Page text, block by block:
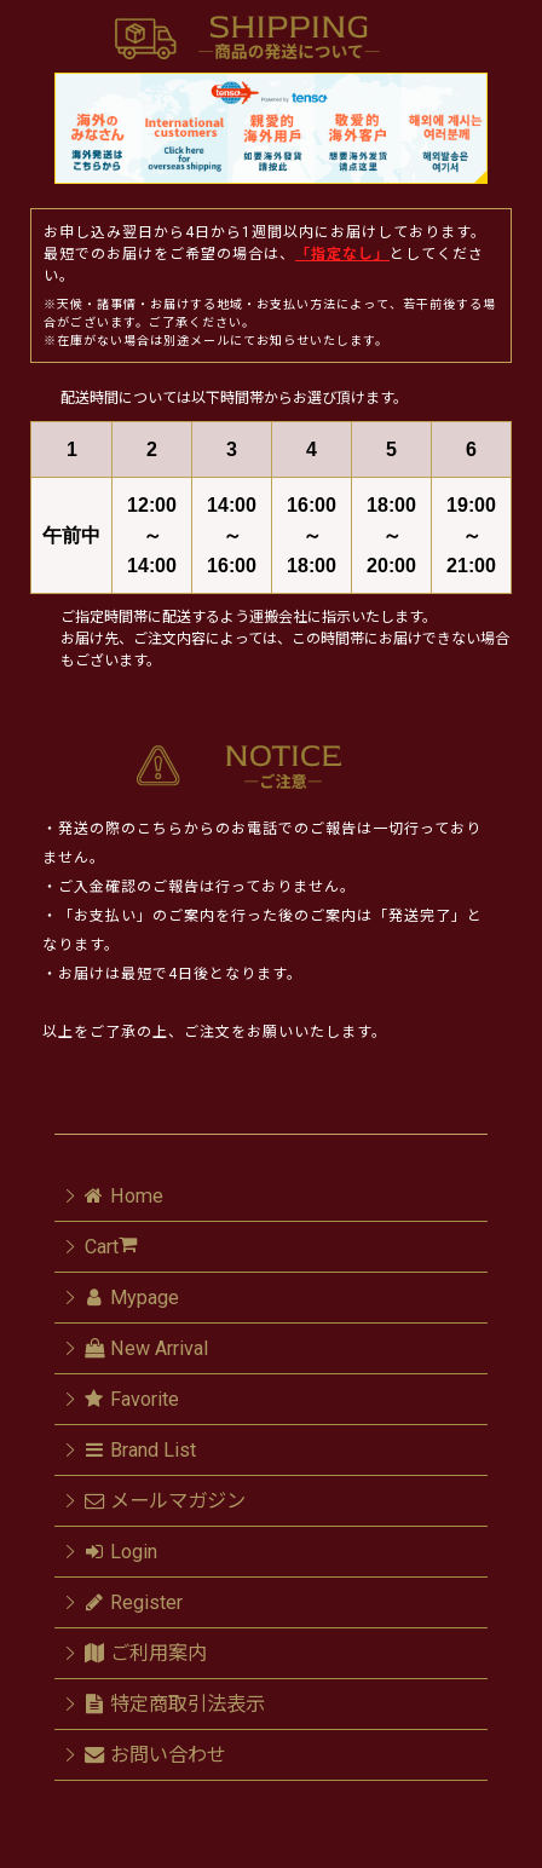
お申し込み翌日から4日から1週間以内にお届けしております。
最短でのお届けをご希望の場合は、
「指定なし」
としてくださ
い。
※天候・諸事情・お届けする地域・お支払い方法によって、若干前後する場
合がございます。ご了承ください。
※在庫がない場合は別途メールにてお知らせいたします。
配送時間については以下時間帯からお選び頂けます。
1 2 3 4 5 6
午前中
12:00
～
14:00
14:00
～
16:00
16:00
～
18:00
18:00
～
20:00
19:00
～
21:00
ご指定時間帯に配送するよう運搬会社に指示いたします。
お届け先、ご注文内容によっては、この時間帯にお届けできない場合
もございます。
・発送の際のこちらからのお電話でのご報告は一切行っており
ません。
・ご入金確認のご報告は行っておりません。
・「お支払い」のご案内を行った後のご案内は「発送完了」と
なります。
・お届けは最短で4日後となります。
以上をご了承の上、ご注文をお願いいたします。
Home
Cart
Mypage
New Arrival
Favorite
Brand List
メールマガジン
Login
Register
ご利用案内
特定商取引法表示
お問い合わせ